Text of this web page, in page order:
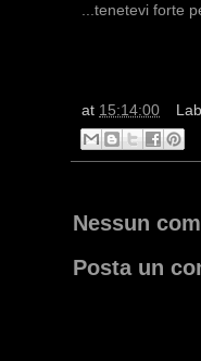
...tenetevi forte
at 15:14:00
Nessun
Posta un